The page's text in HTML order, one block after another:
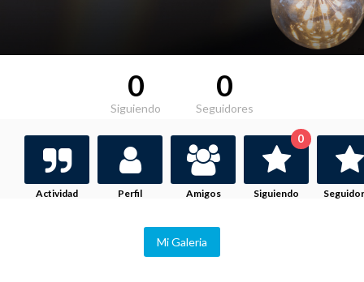
0
Siguiendo
0
Seguidores
Actividad Perfil Amigos Siguiendo
0
Mi Galeria